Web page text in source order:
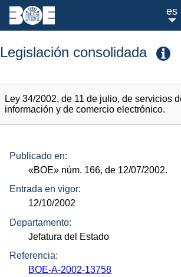
es
Legislación consolidada
Ley 34/2002, de 11 de julio, de servicios
información y de comercio electrónico.
Publicado en:
«BOE» núm. 166, de 12/07/2002.
Entrada en vigor:
12/10/2002
Departamento:
Jefatura del Estado
Referencia:
BOE-A-2002-13758